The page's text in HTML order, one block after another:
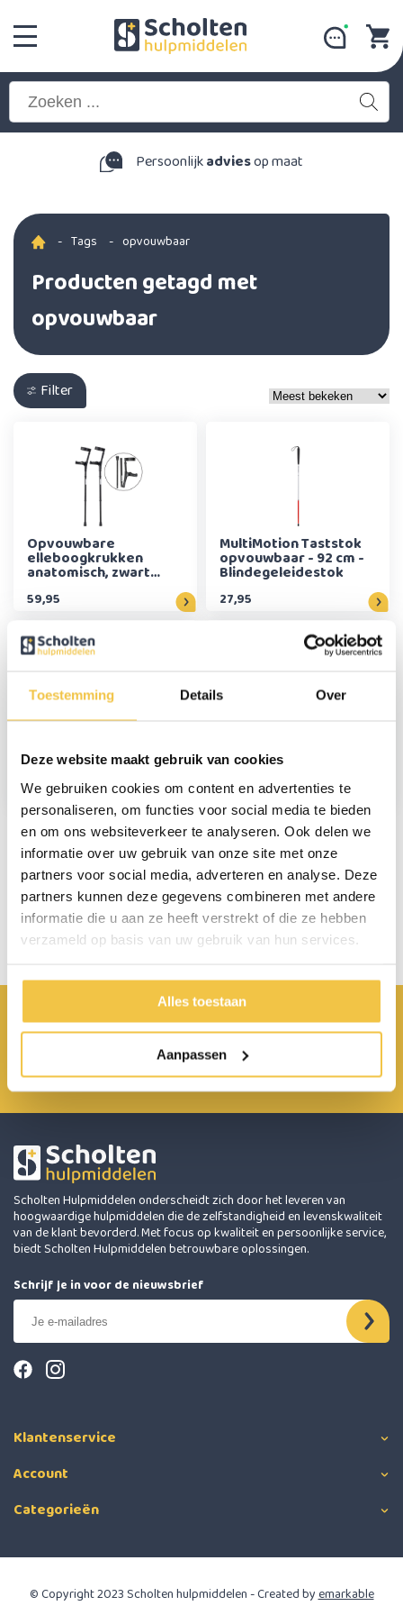
Toestemming Details Over
Deze website maakt gebruik van cookies
We gebruiken cookies om content en advertenties te
personaliseren, om functies voor social media te bieden
en om ons websiteverkeer te analyseren. Ook delen we
informatie over uw gebruik van onze site met onze
partners voor social media, adverteren en analyse. Deze
partners kunnen deze gegevens combineren met andere
informatie die u aan ze heeft verstrekt of die ze hebben
verzameld op basis van uw gebruik van hun services.
Alles toestaan
Aanpassen
Persoonlijkadviesop maat
- Tags - opvouwbaar
Producten getagd met
opvouwbaar
Filter
Opvouwbare
elleboogkrukken
anatomisch, zwart
59,95
MultiMotion Taststok
opvouwbaar - 92 cm -
Blindegeleidestok
27,95
opvouwbaar - 152 cm -
Blindegeleidestok
27,95
opvouwbaar - 126 cm -
Blindegeleidestok
27,95
Persoonlijk advies
Start chat
info@scholten-hulpmiddelen.nl
Achterbroek 15 6596 MP Milsbeek
Scholten Hulpmiddelen onderscheidt zich door het leveren van
hoogwaardige hulpmiddelen die de zelfstandigheid en levenskwaliteit
van de klant bevorderd. Met focus op kwaliteit en persoonlijke service,
biedt Scholten Hulpmiddelen betrouwbare oplossingen.
Schrijf je in voor de nieuwsbrief
Klantenservice
Account
Categorieën
© Copyright 2023 Scholten hulpmiddelen - Created byemarkable